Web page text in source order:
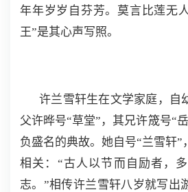
年年岁岁自芬芳。莫言比莲无
王”是其心声写照。
许兰雪轩生在文学家庭，自
父许晔号“草堂”，其兄许筬号“
负盛名的典故。她自号“兰雪轩”
相关：“古人以节而自励者，
志。”相传许兰雪轩八岁就写出